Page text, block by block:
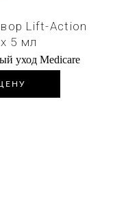
Lift-Action
5 мл
уход Medicare